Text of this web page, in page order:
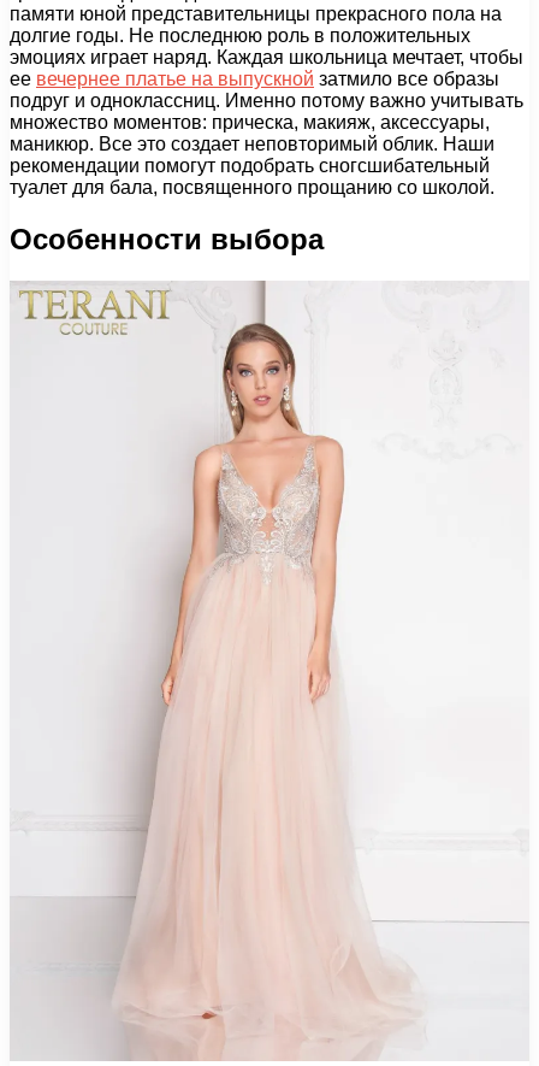
памяти юной представительницы прекрасного пола на
долгие годы. Не последнюю роль в положительных
эмоциях играет наряд. Каждая школьница мечтает, чтобы
ее вечернее платье на выпускной затмило все образы
подруг и одноклассниц. Именно потому важно учитывать
множество моментов: прическа, макияж, аксессуары,
маникюр. Все это создает неповторимый облик. Наши
рекомендации помогут подобрать сногсшибательный
туалет для бала, посвященного прощанию со школой.
Особенности выбора